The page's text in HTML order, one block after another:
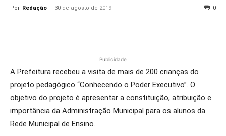
Por Redação - 30 de agosto de 2019 0
Publicidade
A Prefeitura recebeu a visita de mais de 200 crianças do
projeto pedagógico “Conhecendo o Poder Executivo”. O
objetivo do projeto é apresentar a constituição, atribuição e
importância da Administração Municipal para os alunos da
Rede Municipal de Ensino.